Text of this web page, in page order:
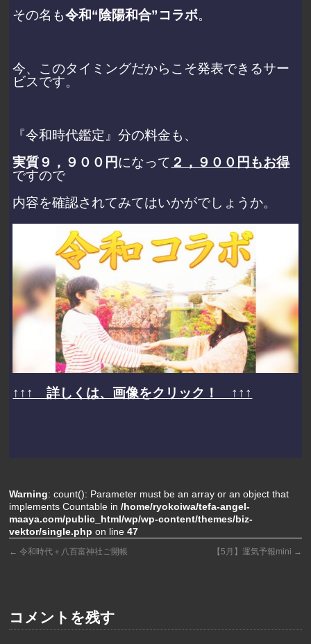
その名も令和“陰陽和合”コラボ。
今、このタイミングだからこそ発表できるサー
ビスです。
『令和時代鑑定』分の料金も、
実質９，９００円になって ２，９００円もお得
ですので
内容を確認されてみてはいかがでしょうか。
↑↑↑ 詳しくは、画像をクリック！ ↑↑↑
Warning: count(): Parameter must be an array or an object that
implements Countable in/home/ryokoiwa/tefa-angel-
maaya.com/public_html/wp/wp-content/themes/biz-
vektor/single.php on line47
← 令和時代＋八百富神社ご開帳 【5月】運気予報mini →
コメントを残す